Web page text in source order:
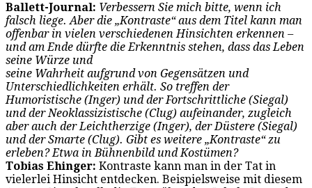
Ballett-Journal: Verbessern Sie mich bitte, wenn ich
falsch liege. Aber die „Kontraste“ aus dem Titel kann man
offenbar in vielen verschiedenen Hinsichten erkennen –
und am Ende dürfte die Erkenntnis stehen, dass das Leben
seine Würze und
seine Wahrheit aufgrund von Gegensätzen und
Unterschiedlichkeiten erhält. So treffen der
Humoristische (Inger) und der Fortschrittliche (Siegal)
und der Neoklassizistische (Clug) aufeinander, zugleich
aber auch der Leichtherzige (Inger), der Düstere (Siegal)
und der Smarte (Clug). Gibt es weitere „Kontraste“ zu
erleben? Etwa in Bühnenbild und Kostümen?
Tobias Ehinger: Kontraste kann man in der Tat in
vielerlei Hinsicht entdecken. Beispielsweise mit diesem